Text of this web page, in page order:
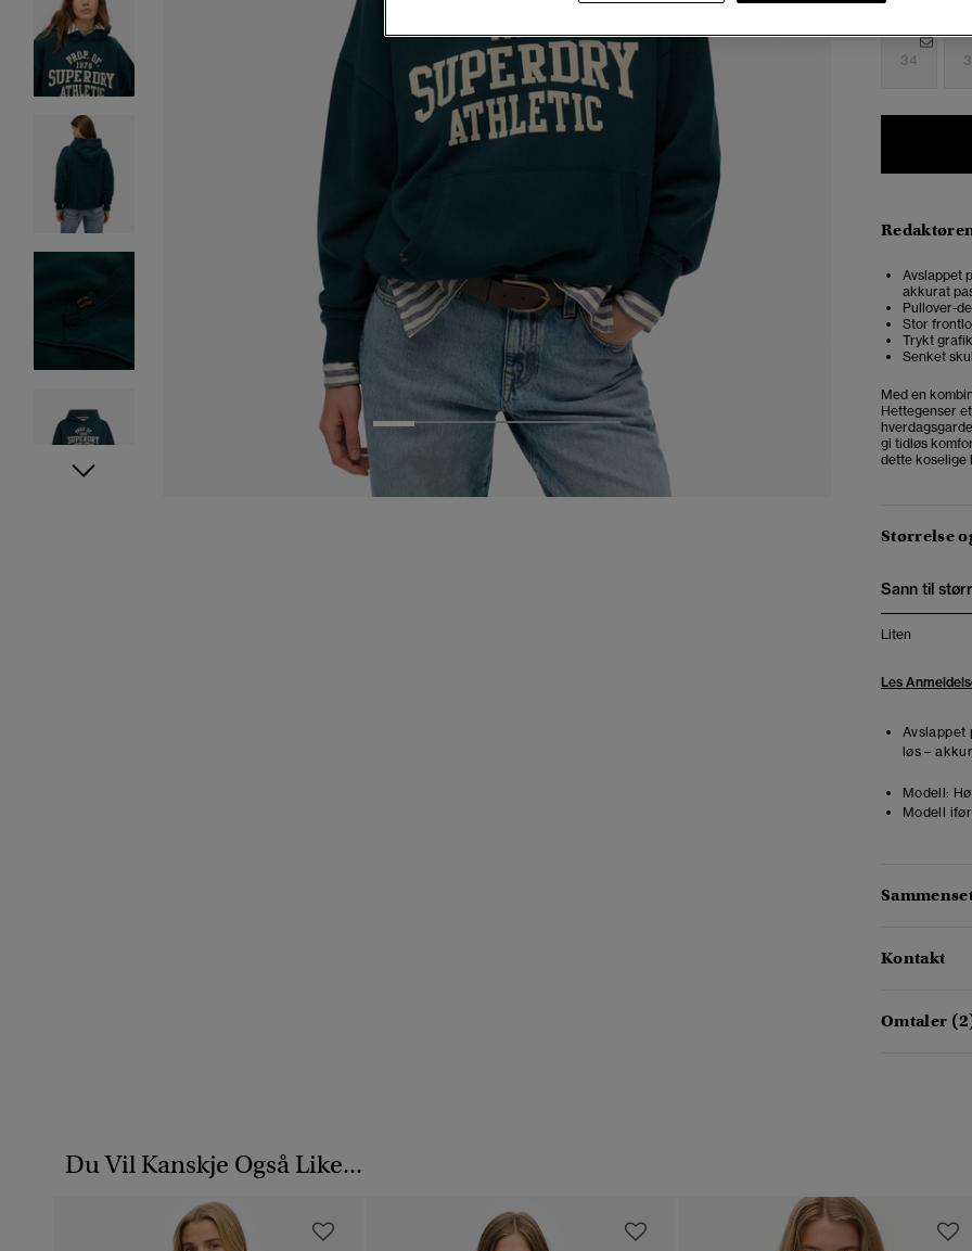
4 6
34
Avslappet
akkurat
Pullover-
Stor
Trykt
Senket
Med en
Hettegenser
gi tidløs
dette koselige
Størrelse
Sann til
Liten
Les
Avslappet
løs –
Modell:
Modell
Kontakt
Omtaler
Du Vil Kanskje Også Like...